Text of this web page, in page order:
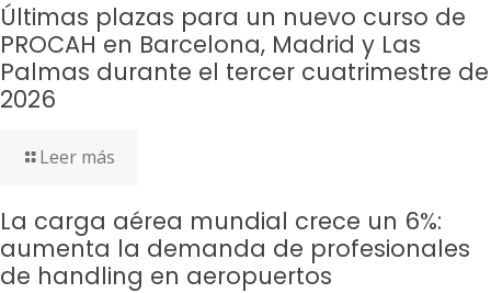
Últimas plazas para un nuevo curso de
PROCAH en Barcelona, Madrid y Las
Palmas durante el tercer cuatrimestre de
2026
Leer más
La carga aérea mundial crece un 6%:
aumenta la demanda de profesionales
de handling en aeropuertos